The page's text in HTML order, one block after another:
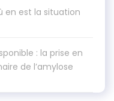
en est la situation
: la prise en
de l’amylose